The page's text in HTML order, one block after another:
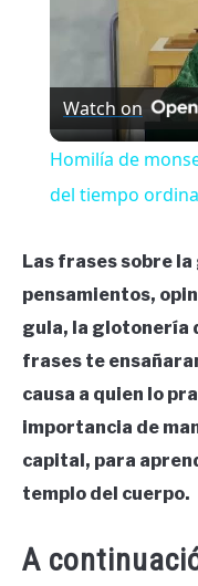
Watch on
Homilía de
del tiempo
Las frases sobre
pensamientos,
gula, la glotonería
frases te
causa a quien lo
importancia de
capital, para
templo del cuerpo.
A